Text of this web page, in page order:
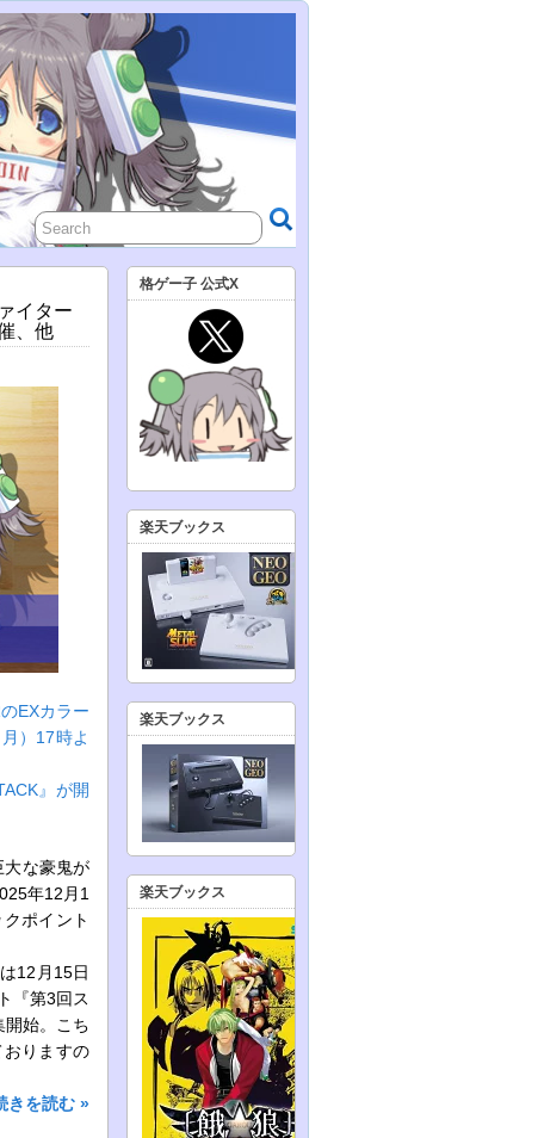
イター
、他
EXカラー
）17時よ
』が開
な豪鬼が
年12月1
ポイント
12月15日
『第3回ス
始。こち
りますの
きを読む »
格ゲー子 公式X
楽天ブックス
楽天ブックス
楽天ブックス